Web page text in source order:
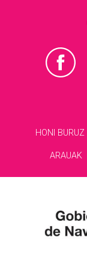
HONI BURUZ
ARAUAK